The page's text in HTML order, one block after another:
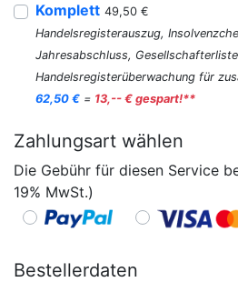
Komplett 49,50 €
Handelsregisterauszug,
Jahresabschluss,
Handelsregisterüberwachung für
62,50 € = 13,-- € gespart!**
Zahlungsart wählen
Die Gebühr für diesen Service
19% MwSt.)
Bestellerdaten